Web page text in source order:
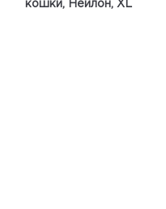
кошки, Нейлон, XL